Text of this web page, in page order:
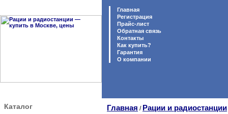
Главная
Регистрация
Прайс-лист
Обратная связь
Контакты
Как купить?
Гарантия
O компании
Каталог
Главная / Рации и радиостанции